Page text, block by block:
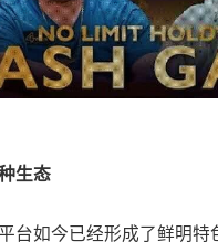
生态
台如今已经形成了鲜明特